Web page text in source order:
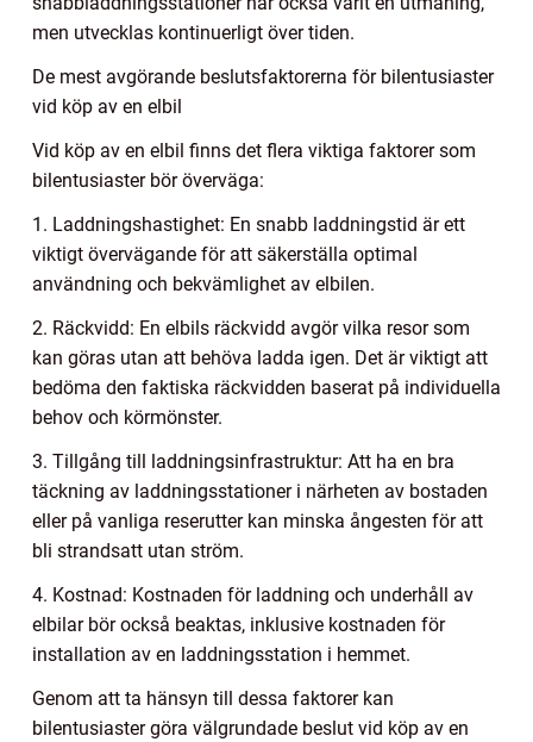
men utvecklas kontinuerligt över tiden.
De mest avgörande beslutsfaktorerna för bilentusiaster
vid köp av en elbil
Vid köp av en elbil finns det flera viktiga faktorer som
bilentusiaster bör överväga:
1. Laddningshastighet: En snabb laddningstid är ett
viktigt övervägande för att säkerställa optimal
användning och bekvämlighet av elbilen.
2. Räckvidd: En elbils räckvidd avgör vilka resor som
kan göras utan att behöva ladda igen. Det är viktigt att
bedöma den faktiska räckvidden baserat på individuella
behov och körmönster.
3. Tillgång till laddningsinfrastruktur: Att ha en bra
täckning av laddningsstationer i närheten av bostaden
eller på vanliga reserutter kan minska ångesten för att
bli strandsatt utan ström.
4. Kostnad: Kostnaden för laddning och underhåll av
elbilar bör också beaktas, inklusive kostnaden för
installation av en laddningsstation i hemmet.
Genom att ta hänsyn till dessa faktorer kan
bilentusiaster göra välgrundade beslut vid köp av en